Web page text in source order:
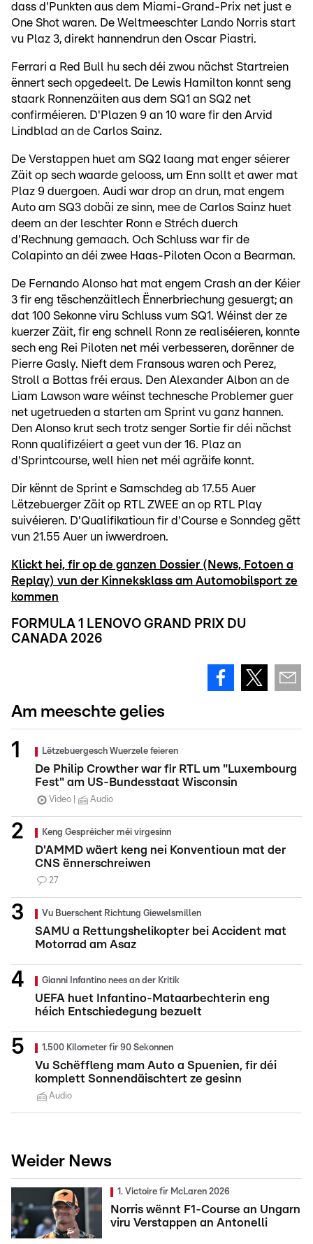
dass d'Punkten aus dem Miami-Grand-Prix net just e
One Shot waren. De Weltmeeschter Lando Norris start
vu Plaz 3, direkt hannendrun den Oscar Piastri.
Ferrari a Red Bull hu sech déi zwou nächst Startreien
ënnert sech opgedeelt. De Lewis Hamilton konnt seng
staark Ronnenzäiten aus dem SQ1 an SQ2 net
confirméieren. D'Plazen 9 an 10 ware fir den Arvid
Lindblad an de Carlos Sainz.
De Verstappen huet am SQ2 laang mat enger séierer
Zäit op sech waarde gelooss, um Enn sollt et awer mat
Plaz 9 duergoen. Audi war drop an drun, mat engem
Auto am SQ3 dobäi ze sinn, mee de Carlos Sainz huet
deem an der leschter Ronn e Stréch duerch
d'Rechnung gemaach. Och Schluss war fir de
Colapinto an déi zwee Haas-Piloten Ocon a Bearman.
De Fernando Alonso hat mat engem Crash an der Kéier
3 fir eng tëschenzäitlech Ënnerbriechung gesuergt; an
dat 100 Sekonne viru Schluss vum SQ1. Wéinst der ze
kuerzer Zäit, fir eng schnell Ronn ze realiséieren, konnte
sech eng Rei Piloten net méi verbesseren, dorënner de
Pierre Gasly. Nieft dem Fransous waren och Perez,
Stroll a Bottas fréi eraus. Den Alexander Albon an de
Liam Lawson ware wéinst technesche Problemer guer
net ugetrueden a starten am Sprint vu ganz hannen.
Den Alonso krut sech trotz senger Sortie fir déi nächst
Ronn qualifizéiert a geet vun der 16. Plaz an
d'Sprintcourse, well hien net méi agräife konnt.
Dir kënnt de Sprint e Samschdeg ab 17.55 Auer
Lëtzebuerger Zäit op RTL ZWEE an op RTL Play
suivéieren. D'Qualifikatioun fir d'Course e Sonndeg gëtt
vun 21.55 Auer un iwwerdroen.
Klickt hei, fir op de ganzen Dossier (News, Fotoen a
Replay) vun der Kinneksklass am Automobilsport ze
kommen
FORMULA 1 LENOVO GRAND PRIX DU
CANADA 2026
Am meeschte gelies
Lëtzebuergesch Wuerzele feieren
De Philip Crowther war fir RTL um "Luxembourg
Fest" am US-Bundesstaat Wisconsin
Video Audio
Keng Gespréicher méi virgesinn
D'AMMD wäert keng nei Konventioun mat der
CNS ënnerschreiwen
27
Vu Buerschent Richtung Giewelsmillen
SAMU a Rettungshelikopter bei Accident mat
Motorrad am Asaz
Gianni Infantino nees an der Kritik
UEFA huet Infantino-Mataarbechterin eng
héich Entschiedegung bezuelt
1.500 Kilometer fir 90 Sekonnen
Vu Schëffleng mam Auto a Spuenien, fir déi
komplett Sonnendäischtert ze gesinn
Audio
Weider News
1. Victoire fir McLaren 2026
Norris wënnt F1-Course an Ungarn
viru Verstappen an Antonelli